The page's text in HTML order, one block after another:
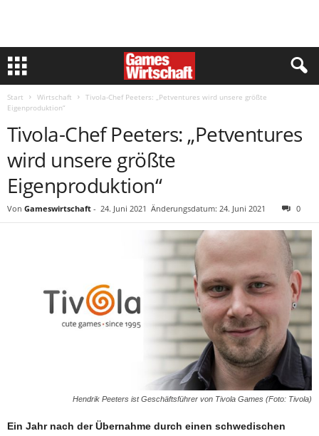
Start Wirtschaft
Tivola-Chef Peeters: „Petventures wird unsere größte
Eigenproduktion“
Tivola-Chef Peeters: „Petventures
wird unsere größte
Eigenproduktion“
Von Gameswirtschaft - 24. Juni 2021 Änderungsdatum: 24. Juni 2021 0
Hendrik Peeters ist Geschäftsführer von Tivola Games (Foto: Tivola)
Ein Jahr nach der Übernahme durch einen schwedischen